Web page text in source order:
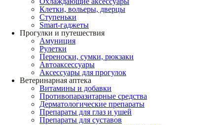
Клетки, вольеры, дверцы
Ступеньки
Smart-гаджеты
Прогулки и путешествия
Амуниция
Рулетки
Переноски, сумки, рюкзаки
Автоаксессуары
Аксессуары для прогулок
Ветеринарная аптека
Витамины и добавки
Противопаразитарные средства
Дерматологические препараты
Препараты для глаз и ушей
Препараты для суставов